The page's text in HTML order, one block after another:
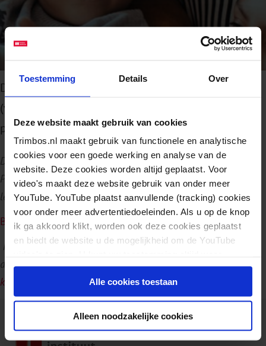
Toestemming Details Over
Deze website maakt gebruik van cookies
Trimbos.nl maakt gebruik van functionele en analytische
cookies voor een goede werking en analyse van de
website. Deze cookies worden altijd geplaatst. Voor
video's maakt deze website gebruik van onder meer
YouTube. YouTube plaatst aanvullende (tracking) cookies
voor onder meer advertentiedoeleinden. Als u op de knop
ik ga akkoord klikt, worden ook deze cookies geplaatst
en biedt de website u de mogelijkheid om de YouTube
intrekken.
Alle cookies toestaan
Alleen noodzakelijke cookies
Deze boekenlijst is een verzameling van
(voorlees)boeken voor kinderen van ouders met
psychische problemen en/of een verslaving.
Deze boekenlijst is samengesteld door Arkin Jeugd en Gezin
Preventie. De boeken in de boekenlijst zijn ingedeeld per
leeftijdscategorie, vanaf 5 jaar tot 18 jaar en ouder.
Bekijk de boekenlijst
Heeft u een aanvulling voor deze boekenlijst, dan horen we
dat graag.U kunt dan een mail sturen naar
koppkov@trimbos.nl.